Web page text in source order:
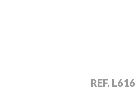
REF. L616